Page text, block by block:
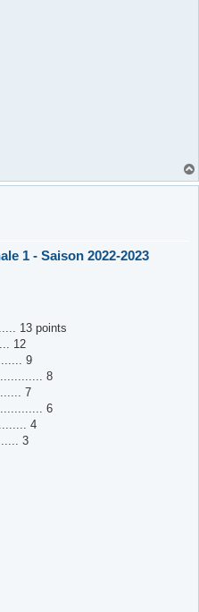
1 - Saison 2022-2023
13 points
12
9
8
7
6
4
3